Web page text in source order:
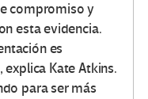
compromiso y
esta evidencia.
es
Kate Atkins.
para ser más